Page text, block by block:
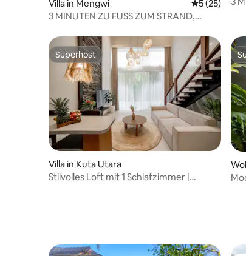
Villa in Mengwi
5 (25)
3 MINUTEN ZU FUSS ZUM STRAND,
Superhost
Superhost
Villa in Kuta Utara
Stilvolles Loft mit 1 Schlafzimmer |